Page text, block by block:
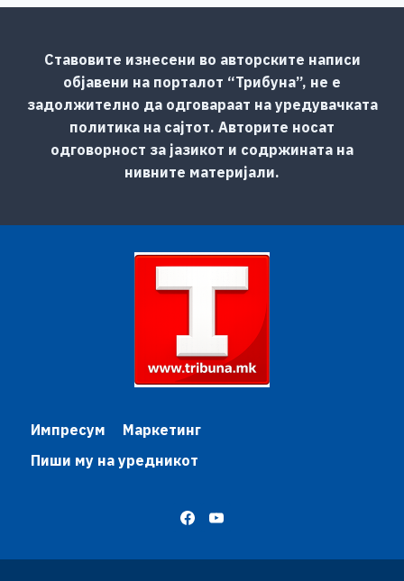
Ставовите изнесени во авторските написи
објавени на порталот “Трибуна”, не е
задолжително да одговараат на уредувачката
политика на сајтот. Авторите носат
одговорност за јазикот и содржината на
нивните материјали.
Импресум
Маркетинг
Пиши му на уредникот